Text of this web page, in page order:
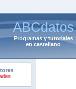
ABCdatos
Programasytutoriales
en castellano